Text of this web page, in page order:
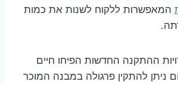
המאפשרות ללקוח לשנות את כמות
ההתקנה החדשות הפיחו חיים
ניתן להתקין פרגולה במבנה המוכר